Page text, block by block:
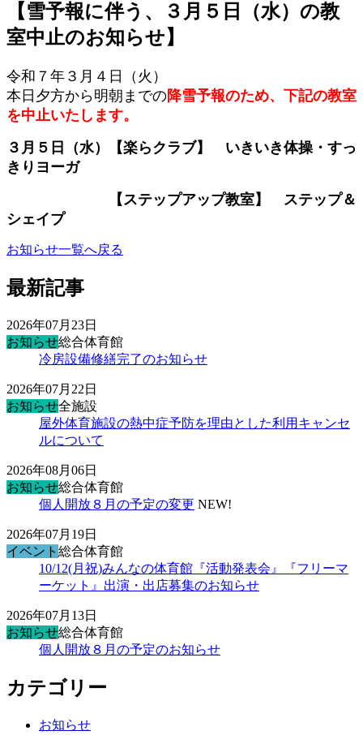
【雪予報に伴う、３月５日（水）の教
室中止のお知らせ】
令和７年３月４日（火）
本日夕方から明朝までの降雪予報のため、下記の教室
を中止いたします。
３月５日（水）【楽らクラブ】 いきいき体操・すっ
きりヨーガ
【ステップアップ教室】 ステップ＆
シェイプ
お知らせ一覧へ戻る
最新記事
2026年07月23日
お知らせ総合体育館
冷房設備修繕完了のお知らせ
2026年07月22日
お知らせ全施設
屋外体育施設の熱中症予防を理由とした利用キャンセ
ルについて
2026年08月06日
お知らせ総合体育館
個人開放８月の予定の変更 NEW!
2026年07月19日
イベント 総合体育館
10/12(月祝)みんなの体育館『活動発表会』『フリーマ
ーケット』出演・出店募集のお知らせ
2026年07月13日
お知らせ総合体育館
個人開放８月の予定のお知らせ
カテゴリー
お知らせ